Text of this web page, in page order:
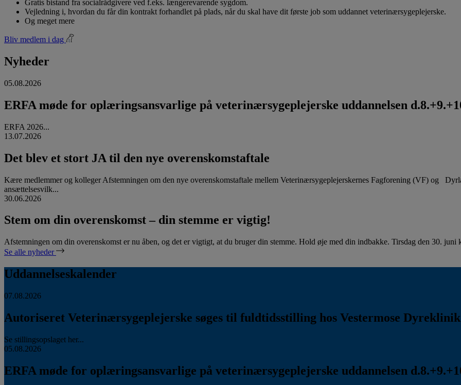
Gratis bistand fra socialrådgivere ved f.eks. længerevarende sygdom.
Vejledning i, hvordan du får din kontrakt forhandlet på plads, når du skal have dit første job som uddannet veterinærsygeplejerske.
Og meget mere
Bliv medlem i dag
Nyheder
05.08.2026
ERFA møde for oplæringsansvarlige på veterinærsygeplejerske uddannelsen
ERFA 2026...
13.07.2026
Det blev et stort JA til den nye overenskomstaftale
Kære medlemmer og kolleger Afstemningen om den nye overenskomstaftale mellem Veterinærsygeplejerskernes Fagforening (VF) og
ansættelsesvilk...
30.06.2026
Stem om din overenskomst – din stemme er vigtig!
Afstemningen om din overenskomst er nu åben, og det er vigtigt, at du bruger din stemme. Hold øje med din indbakke. Tirsdag den 30.
Se alle nyheder
Uddannelseskalender
07.08.2026
Autoriseret Veterinærsygeplejerske søges til fuldtidsstilling hos Vestermose
Se stillingsopslaget her...
05.08.2026
ERFA møde for oplæringsansvarlige på veterinærsygeplejerske uddannelsen